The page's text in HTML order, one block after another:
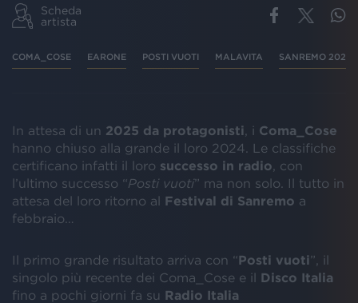
Scheda
artista
COMA_COSE EARONE POSTI VUOTI MALAVITA SANREMO 2025
In attesa di un 2025 da protagonisti , i Coma_Cose
hanno chiuso alla grande il loro 2024. Le classifiche
certificano infatti il loro successo in radio , con
l’ultimo successo “Posti vuoti” ma non solo. Il tutto in
attesa del loro ritorno al Festival di Sanremo a
febbraio…
Il primo grande risultato arriva con “Posti vuoti”, il
singolo più recente dei Coma_Cose e il Disco Italia
fino a pochi giorni fa su Radio Italia